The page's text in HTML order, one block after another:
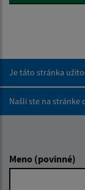
Je táto stránka
Našli ste na stránke
Meno (povinné)